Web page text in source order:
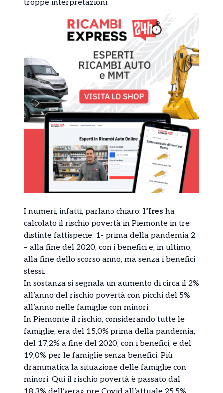
troppe interpretazioni.
I numeri, infatti, parlano chiaro: l’Ires ha
calcolato il rischio povertà in Piemonte in tre
distinte fattispecie: 1- prima della pandemia 2
– alla fine del 2020, con i benefici e, in ultimo,
alla fine dello scorso anno, ma senza i benefici
stessi.
In sostanza si segnala un aumento di circa il 2%
all’anno del rischio povertà con picchi del 5%
all’anno nelle famiglie con minori.
In Piemonte il rischio, considerando tutte le
famiglie, era del 15,0% prima della pandemia,
del 17,2% a fine del 2020, con i benefici, e del
19,0% per le famiglie senza benefici. Più
drammatica la situazione delle famiglie con
minori. Qui il rischio povertà è passato dal
18.3% dell’«era» pre Covid all’attuale 25,5%.